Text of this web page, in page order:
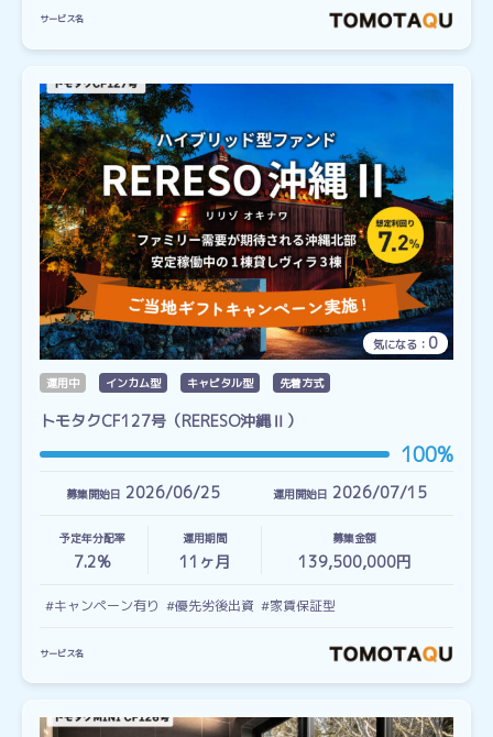
サービス名
気になる： 0
運用中 インカム型 キャピタル型 先着方式
トモタクCF127号（RERESO沖縄Ⅱ）
100%
募集開始日 2026/06/25 運用開始日 2026/07/15
予定年分配率
7.2%
運用期間
11 ヶ月
募集金額
139,500,000円
#キャンペーン有り #優先劣後出資 #家賃保証型
サービス名